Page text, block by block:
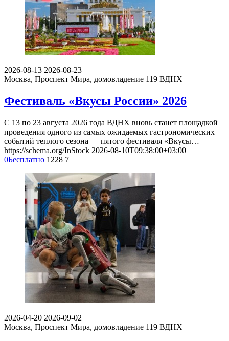
2026-08-13 2026-08-23
Москва, Проспект Мира, домовладение 119 ВДНХ
Фестиваль «Вкусы России» 2026
С 13 по 23 августа 2026 года ВДНХ вновь станет площадкой
проведения одного из самых ожидаемых гастрономических
событий теплого сезона — пятого фестиваля «Вкусы…
https://schema.org/InStock 2026-08-10T09:38:00+03:00
0Бесплатно 1228 7
2026-04-20 2026-09-02
Москва, Проспект Мира, домовладение 119 ВДНХ